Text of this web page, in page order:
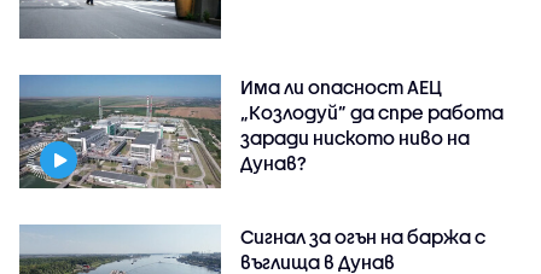
Има ли опасност АЕЦ
„Козлодуй” да спре работа
заради ниското ниво на
Дунав?
Сигнал за огън на баржа с
въглища в Дунав